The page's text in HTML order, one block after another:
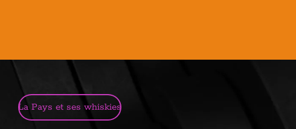
La Pays et ses whiskies